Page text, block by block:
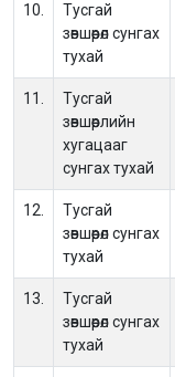
10.
Тусгай
зөвшөөрөл сунгах
тухай
11.
Тусгай
зөвшөөрлийн
хугацааг
сунгах тухай
12.
Тусгай
зөвшөөрөл сунгах
тухай
13.
Тусгай
зөвшөөрөл сунгах
тухай